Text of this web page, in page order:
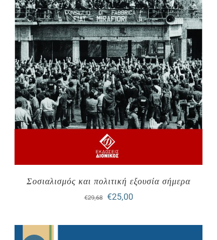
Σοσιαλισμός και πολιτική εξουσία σήμερα
€29,68
Original
€25,00Η